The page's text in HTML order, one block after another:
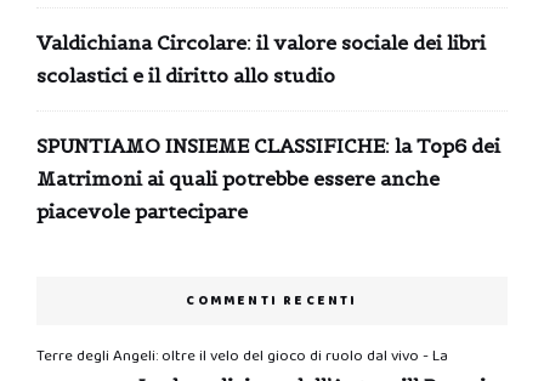
Valdichiana Circolare: il valore sociale dei libri
scolastici e il diritto allo studio
SPUNTIAMO INSIEME CLASSIFICHE: la Top6 dei
Matrimoni ai quali potrebbe essere anche
piacevole partecipare
COMMENTI RECENTI
Terre degli Angeli: oltre il velo del gioco di ruolo dal vivo - La